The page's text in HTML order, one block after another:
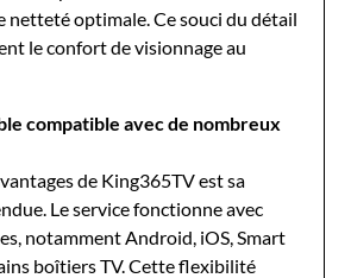
netteté optimale. Ce souci du détail
le confort de visionnage au
compatible avec de nombreux
de King365TV est sa
Le service fonctionne avec
notamment Android, iOS, Smart
boîtiers TV. Cette flexibilité